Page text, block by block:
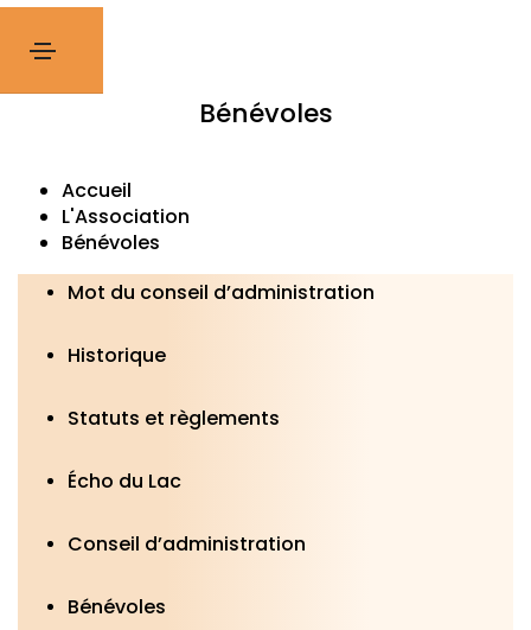
Bénévoles
Accueil
L'Association
Bénévoles
Mot du conseil d’administration
Historique
Statuts et règlements
Écho du Lac
Conseil d’administration
Bénévoles